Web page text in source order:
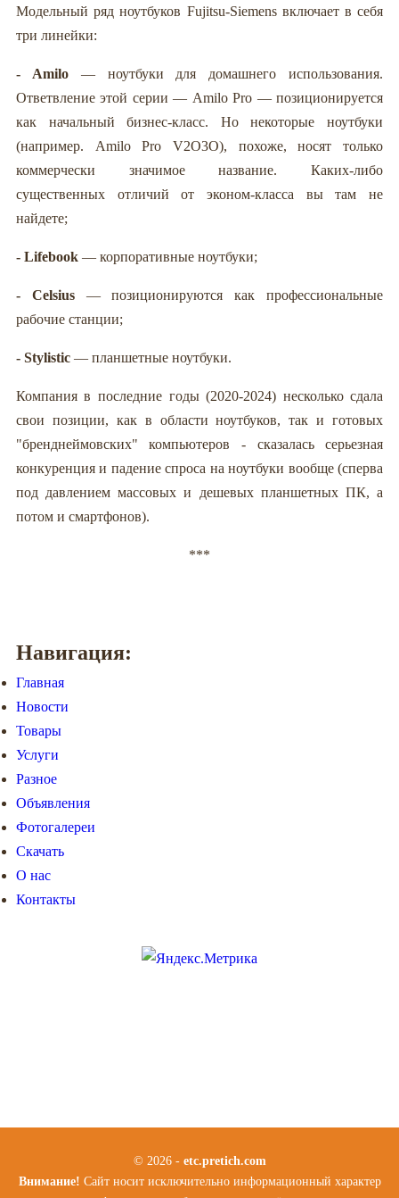
Модельный ряд ноутбуков Fujitsu-Siemens включает в себя
три линейки:
- Amilo— ноутбуки для домашнего использования.
Ответвление этой серии — Amilo Pro — позиционируется
как начальный бизнес-класс. Но некоторые ноутбуки
(например. Amilo Pro V2O3O), похоже, носят только
коммерчески значимое название. Каких-либо
существенных отличий от эконом-класса вы там не
найдете;
- Lifebook— корпоративные ноутбуки;
- Celsius— позиционируются как профессиональные
рабочие станции;
- Stylistic— планшетные ноутбуки.
Компания в последние годы (2020-2024) несколько сдала
свои позиции, как в области ноутбуков, так и готовых
"бренднеймовских" компьютеров - сказалась серьезная
конкуренция и падение спроса на ноутбуки вообще (сперва
под давлением массовых и дешевых планшетных ПК, а
потом и смартфонов).
***
Навигация:
Главная
Новости
Товары
Услуги
Разное
Объявления
Фотогалереи
Скачать
О нас
Контакты
© 2026 - etc.pretich.com
Внимание! Сайт носит исключительно информационный характер